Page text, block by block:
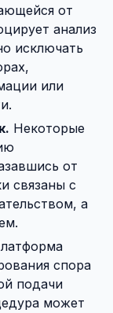
от
анализ
исключать
или
Некоторые
от
связаны с
а
спора
подачи
может